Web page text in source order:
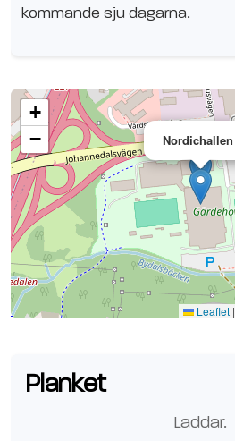
kommande sju dagarna.
Nordichallen
+
−
Leaflet |
Se planen på Google Maps
Planket
Laddar..